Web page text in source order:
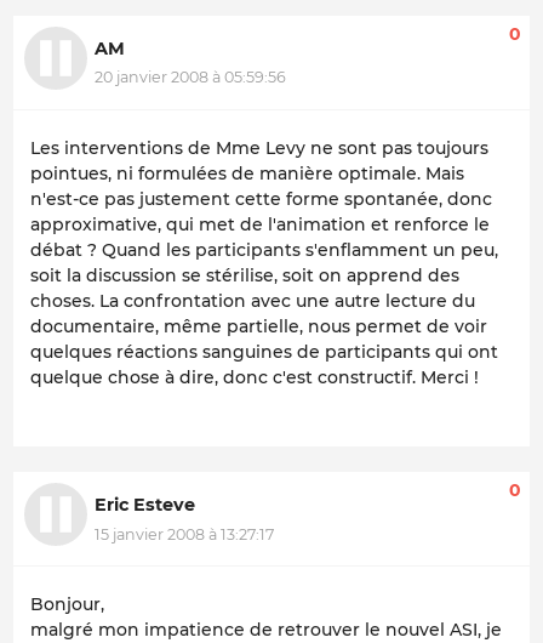
AM
20 janvier 2008 à 05:59:56
0
Les interventions de Mme Levy ne sont pas toujours
pointues, ni formulées de manière optimale. Mais
n'est-ce pas justement cette forme spontanée, donc
approximative, qui met de l'animation et renforce le
débat ? Quand les participants s'enflamment un peu,
soit la discussion se stérilise, soit on apprend des
choses. La confrontation avec une autre lecture du
documentaire, même partielle, nous permet de voir
quelques réactions sanguines de participants qui ont
quelque chose à dire, donc c'est constructif. Merci !
Eric Esteve
15 janvier 2008 à 13:27:17
0
Bonjour,
malgré mon impatience de retrouver le nouvel ASI, je